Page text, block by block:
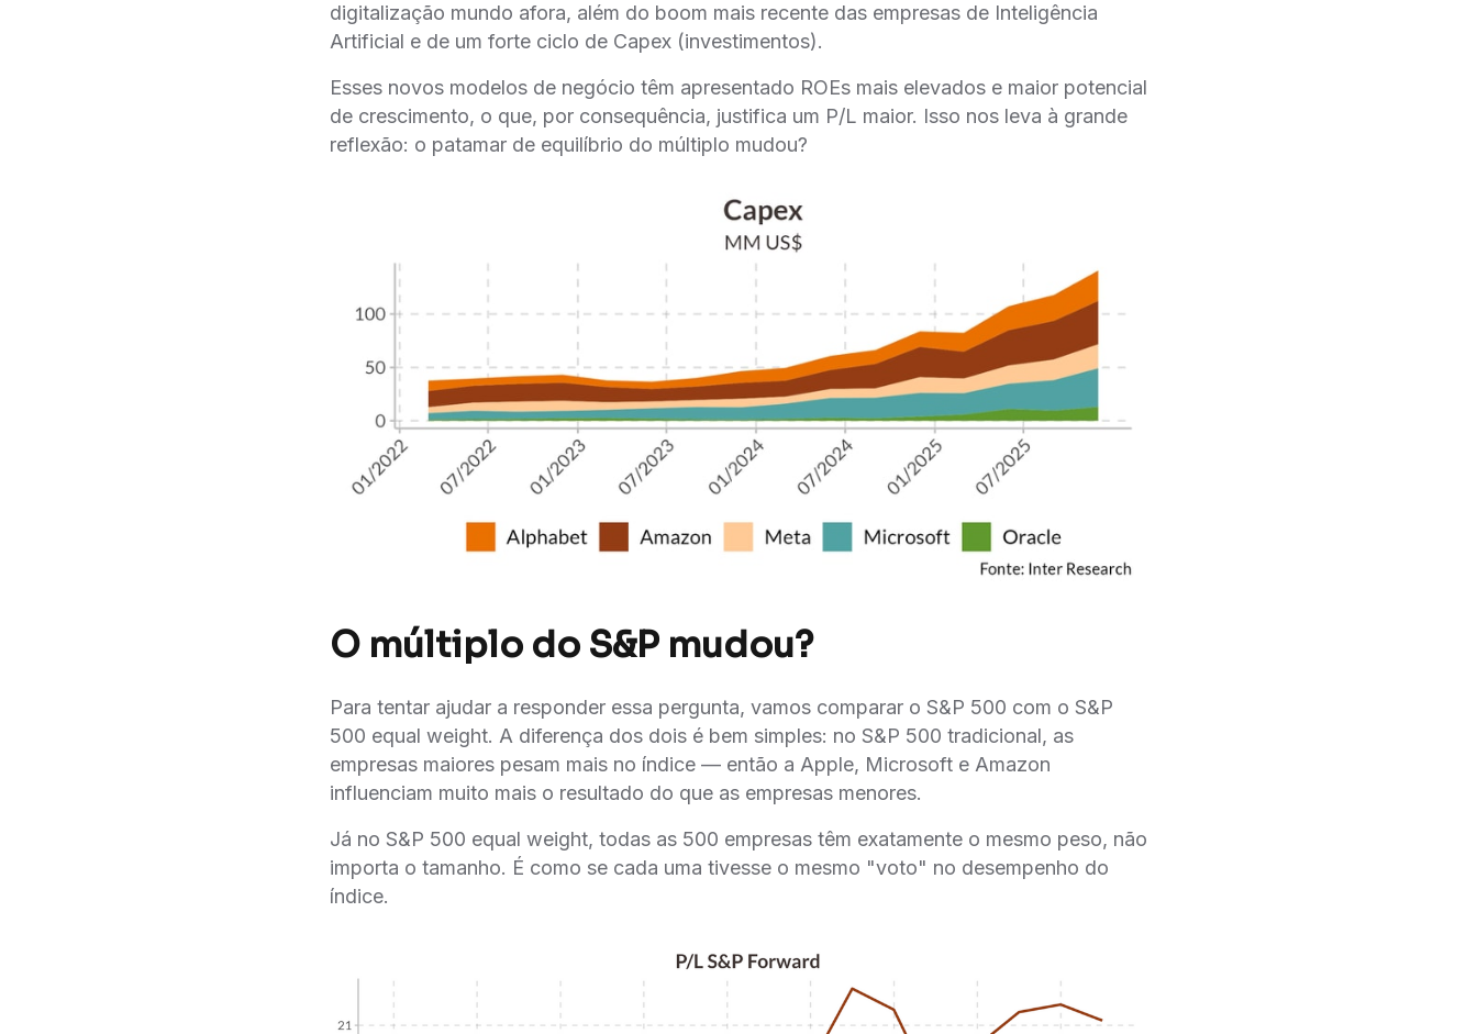
digitalização mundo afora, além do boom mais recente das empresas de Inteligência
Artificial e de um forte ciclo de Capex (investimentos).
Esses novos modelos de negócio têm apresentado ROEs mais elevados e maior potencial
de crescimento, o que, por consequência, justifica um P/L maior. Isso nos leva à grande
reflexão: o patamar de equilíbrio do múltiplo mudou?
O múltiplo do S&P mudou?
Para tentar ajudar a responder essa pergunta, vamos comparar o S&P 500 com o S&P
500 equal weight. A diferença dos dois é bem simples: no S&P 500 tradicional, as
empresas maiores pesam mais no índice — então a Apple, Microsoft e Amazon
influenciam muito mais o resultado do que as empresas menores.
Já no S&P 500 equal weight, todas as 500 empresas têm exatamente o mesmo peso, não
importa o tamanho. É como se cada uma tivesse o mesmo "voto" no desempenho do
índice.